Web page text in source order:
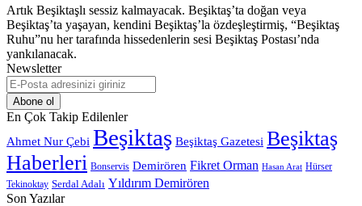
Artık Beşiktaşlı sessiz kalmayacak. Beşiktaş’ta doğan veya
Beşiktaş’ta yaşayan, kendini Beşiktaş’la özdeşleştirmiş, “Beşiktaş
Ruhu”nu her tarafında hissedenlerin sesi Beşiktaş Postası’nda
yankılanacak.
Newsletter
E-
Posta
adresinizi
giriniz
En Çok Takip Edilenler
Ahmet Nur Çebi Beşiktaş Beşiktaş Gazetesi Beşiktaş
Haberleri Bonservis Demirören Fikret Orman Hasan Arat Hürser
Tekinoktay Serdal Adalı Yıldırım Demirören
Son Yazılar